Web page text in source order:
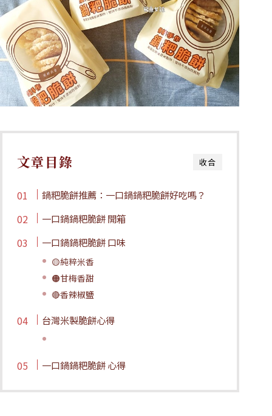
收合
文章目錄
鍋粑脆餅推薦：一口鍋鍋粑脆餅好吃嗎？
一口鍋鍋粑脆餅 開箱
一口鍋鍋粑脆餅 口味
🟡純粹米香
🟠甘梅香甜
🔴香辣椒鹽
台灣米製脆餅心得
一口鍋鍋粑脆餅 心得